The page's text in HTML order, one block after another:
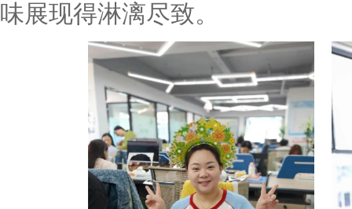
味展现得淋漓尽致。